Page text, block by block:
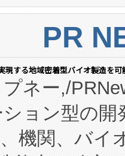
PR
現する地域密着型バイオ製造を
プネー,/
ョン型の
機関、バイ